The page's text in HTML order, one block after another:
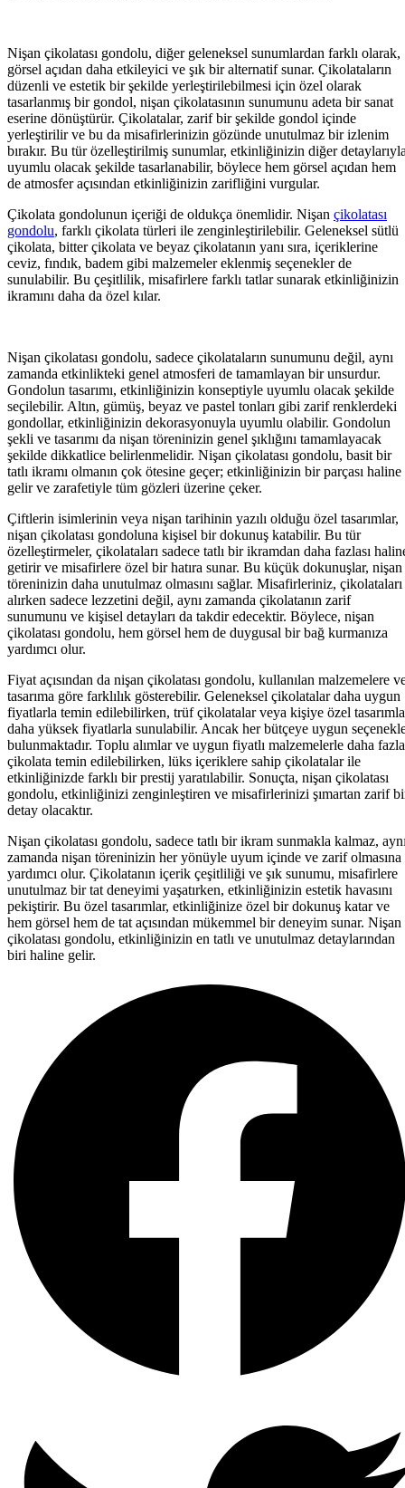
Nişan çikolatası gondolu, diğer geleneksel sunumlardan farklı olarak,
görsel açıdan daha etkileyici ve şık bir alternatif sunar. Çikolataların
düzenli ve estetik bir şekilde yerleştirilebilmesi için özel olarak
tasarlanmış bir gondol, nişan çikolatasının sunumunu adeta bir sanat
eserine dönüştürür. Çikolatalar, zarif bir şekilde gondol içinde
yerleştirilir ve bu da misafirlerinizin gözünde unutulmaz bir izlenim
bırakır. Bu tür özelleştirilmiş sunumlar, etkinliğinizin diğer
uyumlu olacak şekilde tasarlanabilir, böylece hem görsel açıdan hem
de atmosfer açısından etkinliğinizin zarifliğini vurgular.
Çikolata gondolunun içeriği de oldukça önemlidir. Nişan çikolatası
gondolu, farklı çikolata türleri ile zenginleştirilebilir. Geleneksel sütlü
çikolata, bitter çikolata ve beyaz çikolatanın yanı sıra, içeriklerine
ceviz, fındık, badem gibi malzemeler eklenmiş seçenekler de
sunulabilir. Bu çeşitlilik, misafirlere farklı tatlar sunarak etkinliğinizin
ikramını daha da özel kılar.
Nişan çikolatası gondolu, sadece çikolataların sunumunu değil, aynı
zamanda etkinlikteki genel atmosferi de tamamlayan bir unsurdur.
Gondolun tasarımı, etkinliğinizin konseptiyle uyumlu olacak şekilde
seçilebilir. Altın, gümüş, beyaz ve pastel tonları gibi zarif renklerdeki
gondollar, etkinliğinizin dekorasyonuyla uyumlu olabilir. Gondolun
şekli ve tasarımı da nişan töreninizin genel şıklığını tamamlayacak
şekilde dikkatlice belirlenmelidir. Nişan çikolatası gondolu, basit bir
tatlı ikramı olmanın çok ötesine geçer; etkinliğinizin bir parçası haline
gelir ve zarafetiyle tüm gözleri üzerine çeker.
Çiftlerin isimlerinin veya nişan tarihinin yazılı olduğu özel tasarımlar,
nişan çikolatası gondoluna kişisel bir dokunuş katabilir. Bu tür
özelleştirmeler, çikolataları sadece tatlı bir ikramdan daha fazlası
getirir ve misafirlere özel bir hatıra sunar. Bu küçük dokunuşlar, nişan
töreninizin daha unutulmaz olmasını sağlar. Misafirleriniz, çikolataları
alırken sadece lezzetini değil, aynı zamanda çikolatanın zarif
sunumunu ve kişisel detayları da takdir edecektir. Böylece, nişan
çikolatası gondolu, hem görsel hem de duygusal bir bağ kurmanıza
yardımcı olur.
Fiyat açısından da nişan çikolatası gondolu, kullanılan malzemelere
tasarıma göre farklılık gösterebilir. Geleneksel çikolatalar daha uygun
fiyatlarla temin edilebilirken, trüf çikolatalar veya kişiye özel
daha yüksek fiyatlarla sunulabilir. Ancak her bütçeye uygun
bulunmaktadır. Toplu alımlar ve uygun fiyatlı malzemelerle daha fazla
çikolata temin edilebilirken, lüks içeriklere sahip çikolatalar ile
etkinliğinizde farklı bir prestij yaratılabilir. Sonuçta, nişan çikolatası
gondolu, etkinliğinizi zenginleştiren ve misafirlerinizi şımartan zarif
detay olacaktır.
Nişan çikolatası gondolu, sadece tatlı bir ikram sunmakla kalmaz,
zamanda nişan töreninizin her yönüyle uyum içinde ve zarif olmasına
yardımcı olur. Çikolatanın içerik çeşitliliği ve şık sunumu, misafirlere
unutulmaz bir tat deneyimi yaşatırken, etkinliğinizin estetik havasını
pekiştirir. Bu özel tasarımlar, etkinliğinize özel bir dokunuş katar ve
hem görsel hem de tat açısından mükemmel bir deneyim sunar. Nişan
çikolatası gondolu, etkinliğinizin en tatlı ve unutulmaz detaylarından
biri haline gelir.